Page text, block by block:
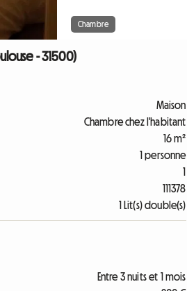
Chambre
- 31500)
Maison
Chambre chez l'habitant
16 m²
1 personne
1
111378
1 Lit(s) double(s)
Entre 3 nuits et 1 mois